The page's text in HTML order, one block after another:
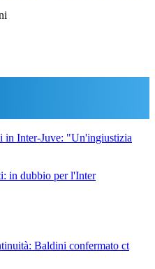
in Inter-Juve: "Un'ingiustizia
in dubbio per l'Inter
Baldini confermato ct